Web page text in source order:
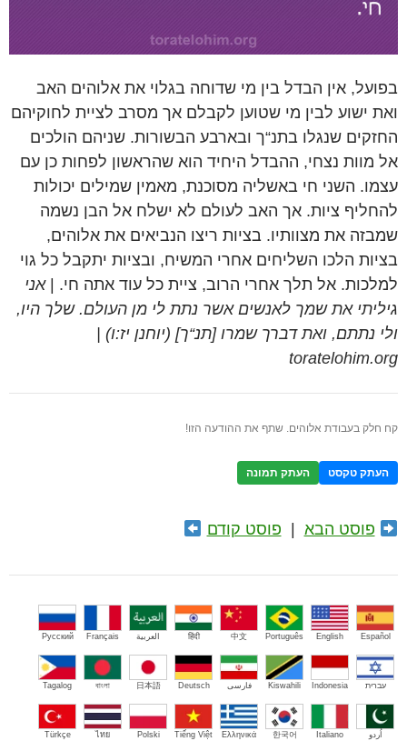
בפועל, אין הבדל בין מי שדוחה בגלוי את אלוהים האב
ואת ישוע לבין מי שטוען לקבלם אך מסרב לציית לחוקיהם
החזקים שנגלו בתנ“ך ובארבע הבשורות. שניהם הולכים
אל מוות נצחי, ההבדל היחיד הוא שהראשון לפחות כן עם
עצמו. השני חי באשליה מסוכנת, מאמין שמילים יכולות
להחליף ציות. אך האב לעולם לא ישלח אל הבן נשמה
שמבזה את מצוותיו. בציות ריצו הנביאים את אלוהים,
בציות הלכו השליחים אחרי המשיח, ובציות יתקבל כל גוי
למלכות. אל תלך אחרי הרוב, ציית כל עוד אתה חי. |אני
גיליתי את שמך לאנשים אשר נתת לי מן העולם. שלך היו,
ולי נתתם, ואת דברך שמרו [תנ“ך] (יוחנן יז:ו) |
toratelohim.org
קח חלק בעבודת אלוהים. שתף את ההודעה הזו!
העתק טקסט העתק תמונה
פוסט הבא פוסט קודם
Español
English
Português
中文
हिंदी العربية Français
Русский
עברית Indonesia
Kiswahili فارسی Deutsch
日本語
বাংলা
Tagalog
اُردو Italiano
한국어
Ελληνικά
Tiếng Việt
Polski
ไทย
Türkçe